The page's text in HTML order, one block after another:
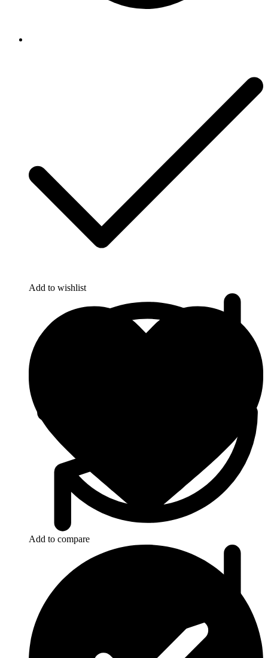
Add to wishlist
Add to compare